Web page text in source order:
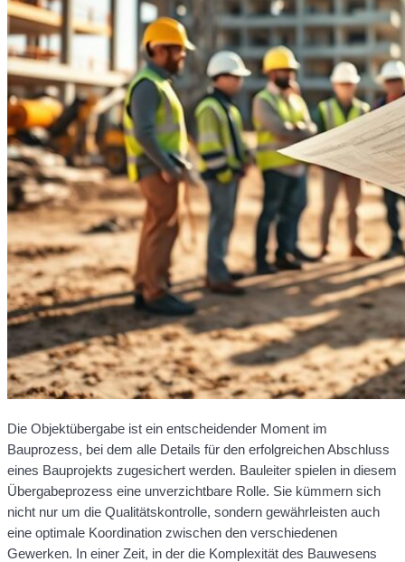
Die Objektübergabe ist ein entscheidender Moment im
Bauprozess, bei dem alle Details für den erfolgreichen Abschluss
eines Bauprojekts zugesichert werden. Bauleiter spielen in diesem
Übergabeprozess eine unverzichtbare Rolle. Sie kümmern sich
nicht nur um die Qualitätskontrolle, sondern gewährleisten auch
eine optimale Koordination zwischen den verschiedenen
Gewerken. In einer Zeit, in der die Komplexität des Bauwesens